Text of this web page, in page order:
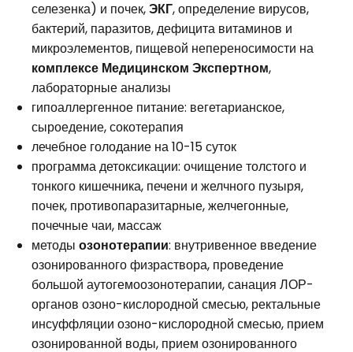
селезенка) и почек,ЭКГ, определение вирусов,
бактерий, паразитов, дефицита витаминов и
микроэлементов, пищевой непереносимости на
комплексе Медицинском Экспертном,
лабораторные анализы
гипоаллергенное питание: вегетарианское,
сыроедение, сокотерапия
лечебное голодание на 10-15 суток
программа детоксикации: очищение толстого и
тонкого кишечника, печени и желчного пузыря,
почек, противопаразитарные, желчегонные,
почечные чаи, массаж
методы озонотерапии: внутривенное введение
озонированного физраствора, проведение
большой аутогемоозонотерапии, санация ЛОР-
органов озоно-кислородной смесью, ректальные
инсуффляции озоно-кислородной смесью, прием
озонированной воды, прием озонированного